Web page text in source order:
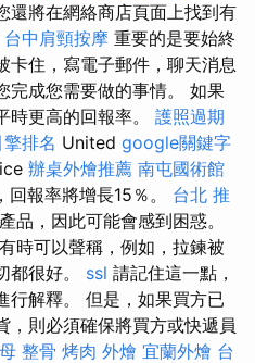
還將在網絡商店頁面上找到有
台中肩頸按摩 重要的是要始終
卡住，寫電子郵件，聊天消息
完成您需要做的事情。 如果
時更高的回報率。 護照過期
排名 United google關鍵字
辦桌外燴推薦 南屯國術館
報率將增長15％。 台北 推
品，因此可能會感到困惑。
時可以聲稱，例如，拉鍊被
都很好。 ssl 請記住這一點，
行解釋。 但是，如果買方已
，則必須確保將買方或快遞員
整骨 烤肉 外燴 宜蘭外燴 台